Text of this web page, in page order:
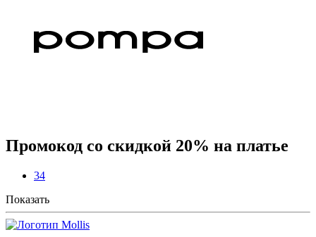
Промокод со скидкой 20% на платье
34
Показать